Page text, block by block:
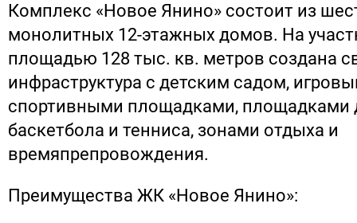
Комплекс «Новое Янино» состоит из
монолитных 12-этажных домов. На
площадью 128 тыс. кв. метров создана
инфраструктура с детским садом,
спортивными площадками, площадками
баскетбола и тенниса, зонами отдыха и
времяпрепровождения.
Преимущества ЖК «Новое Янино»: